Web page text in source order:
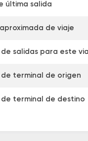
última salida
de viaje
salidas para este
de terminal de origen
de terminal de destino